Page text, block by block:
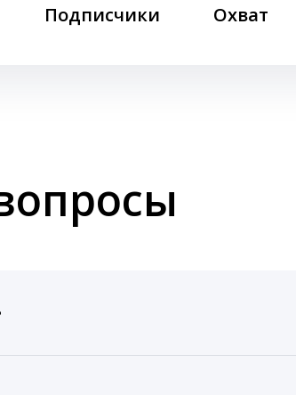
Подписчики Охват
автоматические отчеты с